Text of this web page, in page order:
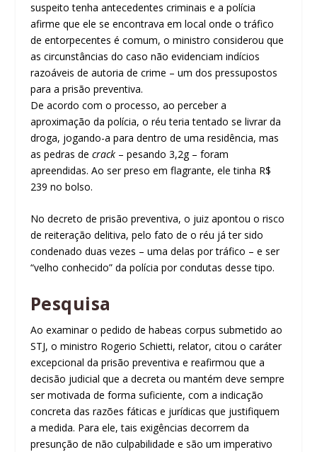
suspeito tenha antecedentes criminais e a polícia
afirme que ele se encontrava em local onde o tráfico
de entorpecentes é comum, o ministro considerou que
as circunstâncias do caso não evidenciam indícios
razoáveis de autoria de crime – um dos pressupostos
para a prisão preventiva.
De acordo com o processo, ao perceber a
aproximação da polícia, o réu teria tentado se livrar da
droga, jogando-a para dentro de uma residência, mas
as pedras de crack– pesando 3,2g – foram
apreendidas. Ao ser preso em flagrante, ele tinha R$
239 no bolso.
No decreto de prisão preventiva, o juiz apontou o risco
de reiteração delitiva, pelo fato de o réu já ter sido
condenado duas vezes – uma delas por tráfico – e ser
“velho conhecido” da polícia por condutas desse tipo.
Pesquisa
Ao examinar o pedido de habeas corpus submetido ao
STJ, o ministro Rogerio Schietti, relator, citou o caráter
excepcional da prisão preventiva e reafirmou que a
decisão judicial que a decreta ou mantém deve sempre
ser motivada de forma suficiente, com a indicação
concreta das razões fáticas e jurídicas que justifiquem
a medida. Para ele, tais exigências decorrem da
presunção de não culpabilidade e são um imperativo